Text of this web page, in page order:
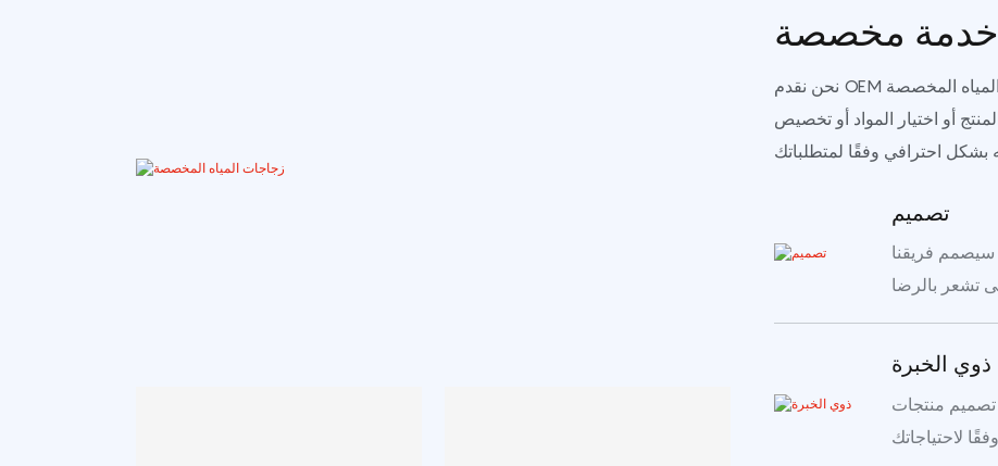
خدمة مخصصة
نحن نقدم OEM المهنية & خدمات زجاجات المياه المخصصة ODM لتلبية
أو اختيار المواد أو تخصيص
تصميم
سيصمم فريقنا
تشعر بالرضا
ذوي الخبرة
تصميم منتجات
لاحتياجاتك